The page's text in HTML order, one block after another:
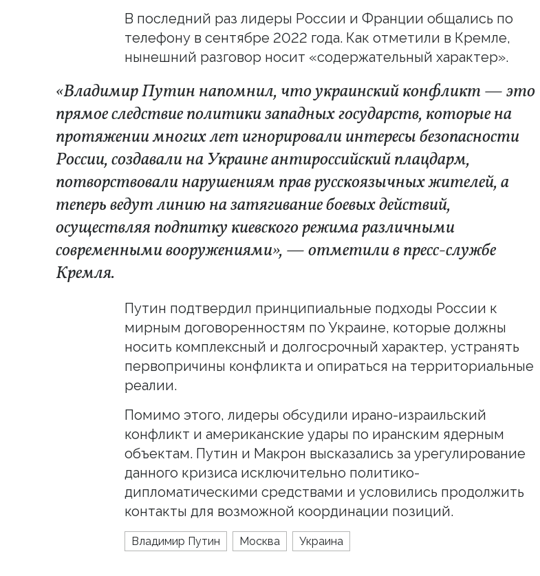
В последний раз лидеры России и Франции общались по
телефону в сентябре 2022 года. Как отметили в Кремле,
нынешний разговор носит «содержательный характер».
«Владимир Путин напомнил, что украинский конфликт — это
прямое следствие политики западных государств, которые на
протяжении многих лет игнорировали интересы безопасности
России, создавали на Украине антироссийский плацдарм,
потворствовали нарушениям прав русскоязычных жителей, а
теперь ведут линию на затягивание боевых действий,
осуществляя подпитку киевского режима различными
современными вооружениями», — отметили в пресс-службе
Кремля.
Путин подтвердил принципиальные подходы России к
мирным договоренностям по Украине, которые должны
носить комплексный и долгосрочный характер, устранять
первопричины конфликта и опираться на территориальные
реалии.
Помимо этого, лидеры обсудили ирано-израильский
конфликт и американские удары по иранским ядерным
объектам. Путин и Макрон высказались за урегулирование
данного кризиса исключительно политико-
дипломатическими средствами и условились продолжить
контакты для возможной координации позиций.
Владимир Путин Москва Украина